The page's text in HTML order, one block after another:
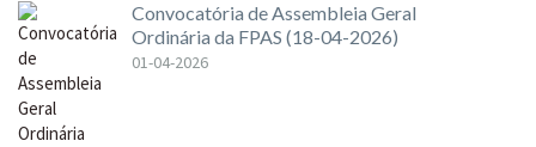
Convocatória de Assembleia Geral
Ordinária da FPAS (18-04-2026)
01-04-2026